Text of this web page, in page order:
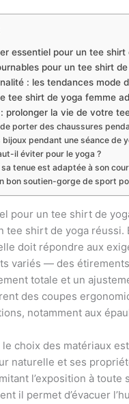
essentiel pour un tee
pour un tee shirt
: les tendances mode
tee shirt de yoga femme
prolonger la vie de votre
porter des chaussures
pendant une séance de
il éviter pour le yoga ?
tenue est adaptée à son
bon soutien-gorge de sport
pour un tee shirt de
tee shirt de yoga
doit répondre aux
variés — des
totale et un
des coupes
notamment aux
choix des matériaux
naturelle et ses
l’exposition à
il permet d’évacuer